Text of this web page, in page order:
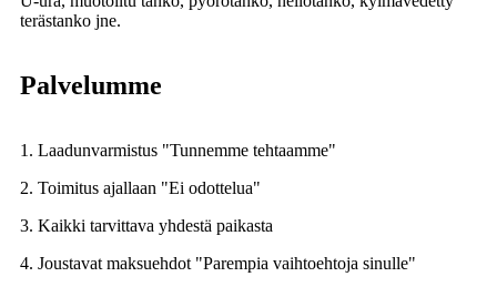
terästanko jne.
Palvelumme
1. Laadunvarmistus "Tunnemme tehtaamme"
2. Toimitus ajallaan "Ei odottelua"
3. Kaikki tarvittava yhdestä paikasta
4. Joustavat maksuehdot "Parempia vaihtoehtoja sinulle"